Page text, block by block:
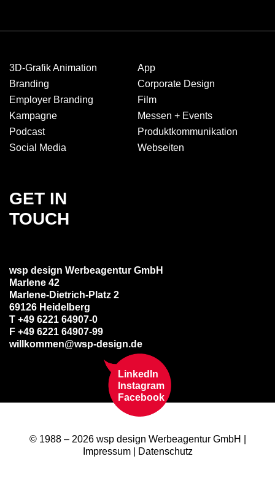
GET IN
TOUCH
wsp design Werbeagentur GmbH
Marlene 42
Marlene-Dietrich-Platz 2
69126 Heidelberg
T +49 6221 64907-0
F +49 6221 64907-99
willkommen@wsp-design.de
LinkedIn
Instagram
Facebook
3D-Grafik Animation
App
Branding
Corporate Design
Employer Branding
Film
Kampagne
Messen + Events
Podcast
Produkt­kommuni­kation
Social Media
Webseiten
© 1988 – 2026 wsp design Werbeagentur GmbH |
Impressum| Datenschutz